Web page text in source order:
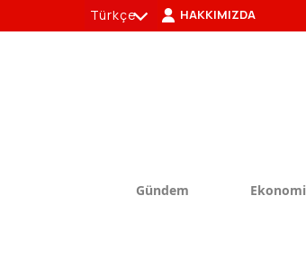
Gündem Ekonomi
Türkçe
HAKKIMIZDA